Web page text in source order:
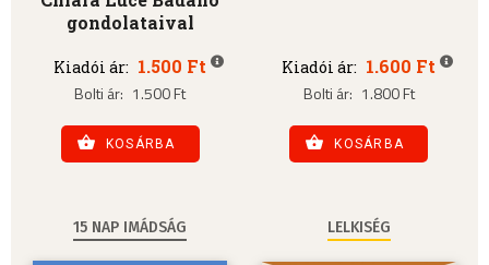
gondolataival
Kiadói ár: 1.500 Ft
Bolti ár: 1.500 Ft
KOSÁRBA
Kiadói ár: 1.600 Ft
Bolti ár: 1.800 Ft
KOSÁRBA
15 NAP IMÁDSÁG LELKISÉG